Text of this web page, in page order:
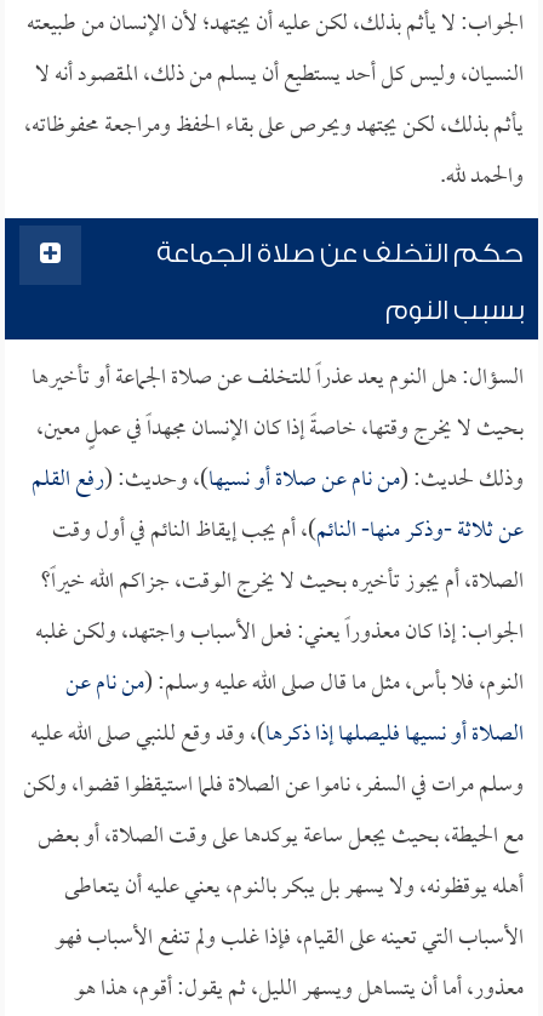
الجواب: لا يأثم بذلك، لكن عليه أن يجتهد؛ لأن الإنسان من طبيعته
النسيان، وليس كل أحد يستطيع أن يسلم من ذلك، المقصود أنه لا
يأثم بذلك، لكن يجتهد ويحرص على بقاء الحفظ ومراجعة محفوظاته،
والحمد لله.
حكم التخلف عن صلاة الجماعة
بسبب النوم
السؤال: هل النوم يعد عذراً للتخلف عن صلاة الجماعة أو تأخيرها
بحيث لا يخرج وقتها، خاصةً إذا كان الإنسان مجهداً في عملٍ معين،
وذلك لحديث: (من نام عن صلاة أو نسيها)، وحديث: (رفع القلم
عن ثلاثة -وذكر منها- النائم)، أم يجب إيقاظ النائم في أول وقت
الصلاة، أم يجوز تأخيره بحيث لا يخرج الوقت، جزاكم الله خيراً؟
الجواب: إذا كان معذوراً يعني: فعل الأسباب واجتهد، ولكن غلبه
النوم، فلا بأس، مثل ما قال صلى الله عليه وسلم: (من نام عن
الصلاة أو نسيها فليصلها إذا ذكرها)، وقد وقع للنبي صلى الله عليه
وسلم مرات في السفر، ناموا عن الصلاة فلما استيقظوا قضوا، ولكن
مع الحيطة، بحيث يجعل ساعة يوكدها على وقت الصلاة، أو بعض
أهله يوقظونه، ولا يسهر بل يبكر بالنوم، يعني عليه أن يتعاطى
الأسباب التي تعينه على القيام، فإذا غلب ولم تنفع الأسباب فهو
معذور، أما أن يتساهل ويسهر الليل، ثم يقول: أقوم، هذا هو